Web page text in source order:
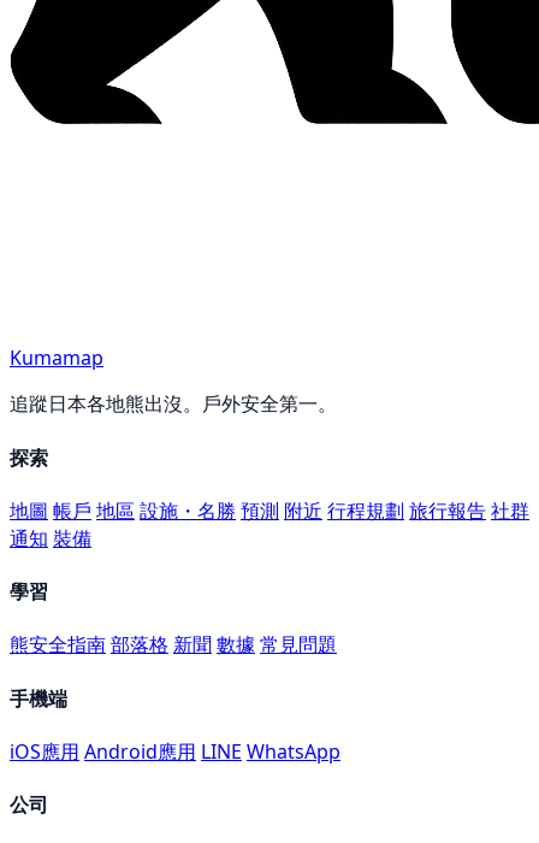
Kumamap
追蹤日本各地熊出沒。戶外安全第一。
探索
地圖 帳戶 地區 設施・名勝 預測 附近 行程規劃 旅行報告社群
通知 裝備
學習
熊安全指南部落格 新聞數據 常見問題
手機端
iOS應用 Android應用 LINE WhatsApp
公司